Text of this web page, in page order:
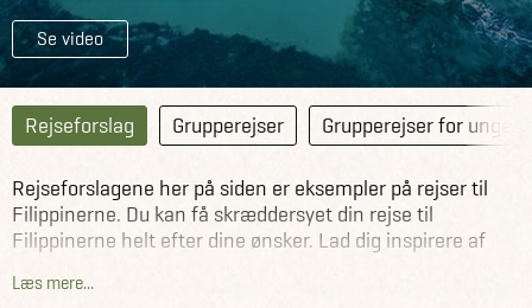
Se video
Rejseforslag Grupperejser Grupperejser for unge
Rejseforslagene her på siden er eksempler på rejser til
Filippinerne. Du kan få skræddersyet din rejse til
Filippinerne helt efter dine ønsker. Lad dig inspirere af
rejseeksperter har sammensat, eller kontakt os allerede i
Læs mere...